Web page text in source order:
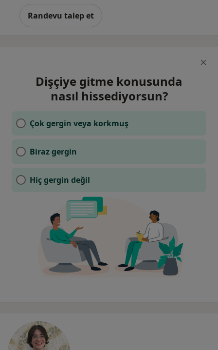
Randevu talep et
Dişçiye gitme konusunda
nasıl hissediyorsun?
Çok gergin veya korkmuş
Biraz gergin
Hiç gergin değil